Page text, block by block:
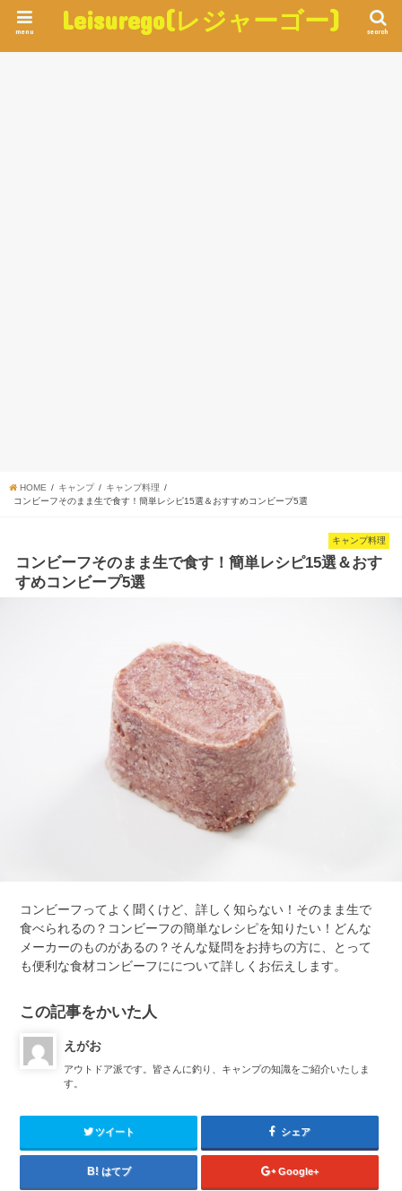
Leisurego(レジャーゴー) search
menu
HOME キャンプ
キャンプ料理
コンビーフそのまま生で食す！簡単レシピ15選＆おすすめコンビープ5選
キャンプ料理
コンビーフそのまま生で食す！簡単レシピ15選＆おす
すめコンビープ5選
コンビーフってよく聞くけど、詳しく知らない！そのまま生で
食べられるの？コンビーフの簡単なレシピを知りたい！どんな
メーカーのものがあるの？そんな疑問をお持ちの方に、とって
も便利な食材コンビーフにについて詳しくお伝えします。
この記事をかいた人
えがお
アウトドア派です。皆さんに釣り、キャンプの知識をご紹介いたしま
す。
ツイート シェア
はてブ Google+